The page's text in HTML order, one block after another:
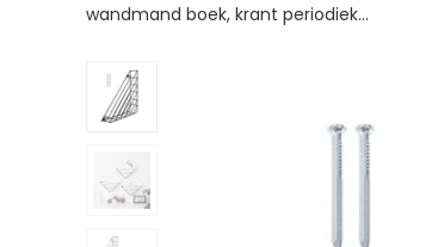
wandmand boek, krant periodiek…